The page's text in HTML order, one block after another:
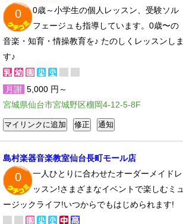
0
0歳～小学生の個人レッスン、受験ソル
フェージュも指導しています。0歳〜の
音楽・知育・情操教育を♪ たのしくレッスンしま
す♪
月謝 5,000 円～
宮城県仙台市宮城野区榴岡4-12-5-8F
島村楽器音楽教室仙台長町モール店
0
一人ひとりに合わせたオーダーメイドレ
ッスン!さまざまなイベントで楽しむミュ
ージックライフ!いつからでもはじめられます!